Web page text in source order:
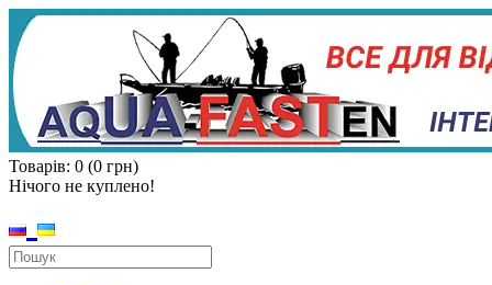
Товарів: 0 (0 грн)
Нічого не куплено!